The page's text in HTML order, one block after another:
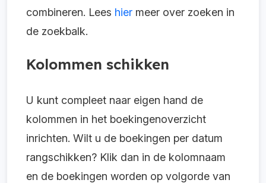
combineren. Lees hier meer over zoeken in
de zoekbalk.
Kolommen schikken
U kunt compleet naar eigen hand de
kolommen in het boekingenoverzicht
inrichten. Wilt u de boekingen per datum
rangschikken? Klik dan in de kolomnaam
en de boekingen worden op volgorde van